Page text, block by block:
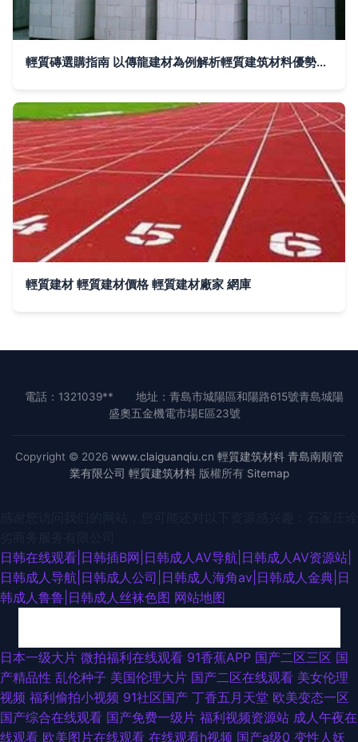
輕質磚選購指南 以傳龍建材為例解析輕質建筑材料優勢與市場行情
輕質建材 輕質建材價格 輕質建材廠家 網庫
電話：1321039**
地址：青島市城陽區和陽路615號青島城陽
盛奧五金機電市場E區23號
Copyright © 2026 www.claiguanqiu.cn 輕質建筑材料 青島南順管
業有限公司 輕質建筑材料版權所有 Sitemap
日韩在线观看|日韩插B网|日韩成人AV导航|日韩成人AV资源站|
日韩成人导航|日韩成人公司|日韩成人海角av|日韩成人金典|日
韩成人鲁鲁|日韩成人丝袜色图 网站地图
日韩精品区 黑丝小萝莉被后入 97AV导航 福利成人在线 久久国内精品 美女
微拍福利 欧美性福利影院 午夜插逼网址网站 东京热网页版 久久在线伊人 午
夜91 91在线视频免费 成人探花av 51国产精品 久久福利站 日韩三级国产 肏
日本一级大片 微拍福利在线观看 91香蕉APP 国产二区三区 国
产精品性 乱伦种子 美国伦理大片 国产二区在线观看 美女伦理
视频 福利偷拍小视频 91社区国产 丁香五月天堂 欧美变态一区
国产综合在线观看 国产免费一级片 福利视频资源站 成人午夜在
线观看 欧美图片在线观看 在线观看h视频 国产a级0 变性人妖